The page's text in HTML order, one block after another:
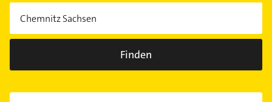
Finden